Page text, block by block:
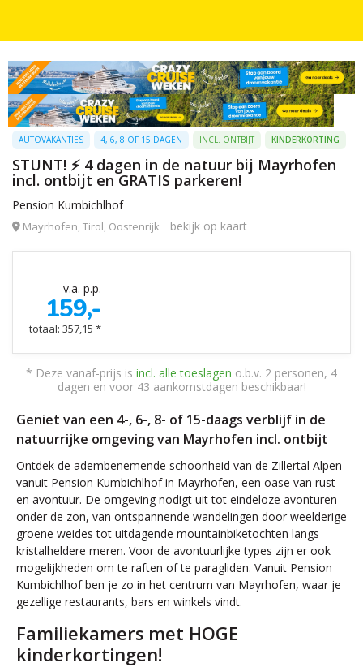
AUTOVAKANTIES 4, 6, 8 OF 15 DAGEN INCL. ONTBIJT KINDERKORTING
STUNT! ⚡️ 4 dagen in de natuur bij Mayrhofen
incl. ontbijt en GRATIS parkeren!
Pension Kumbichlhof
Mayrhofen, Tirol, Oostenrijk bekijk op kaart
v.a. p.p.
159,-
totaal: 357,15 *
* Deze vanaf-prijs is incl. alle toeslagen o.b.v. 2 personen, 4
dagen en voor 43 aankomstdagen beschikbaar!
Geniet van een 4-, 6-, 8- of 15-daags verblijf in de
natuurrijke omgeving van Mayrhofen incl. ontbijt
Ontdek de adembenemende schoonheid van de Zillertal Alpen
vanuit Pension Kumbichlhof in Mayrhofen, een oase van rust
en avontuur. De omgeving nodigt uit tot eindeloze avonturen
onder de zon, van ontspannende wandelingen door weelderige
groene weides tot uitdagende mountainbiketochten langs
kristalheldere meren. Voor de avontuurlijke types zijn er ook
mogelijkheden om te raften of te paragliden. Vanuit Pension
Kumbichlhof ben je zo in het centrum van Mayrhofen, waar je
gezellige restaurants, bars en winkels vindt.
Familiekamers met HOGE
kinderkortingen!